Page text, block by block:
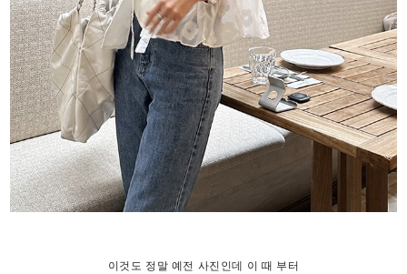
이것도 정말 예전 사진인데 이 때 부터